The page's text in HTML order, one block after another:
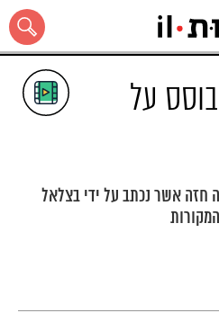
על
חזה אשר נכתב על ידי בצלאל